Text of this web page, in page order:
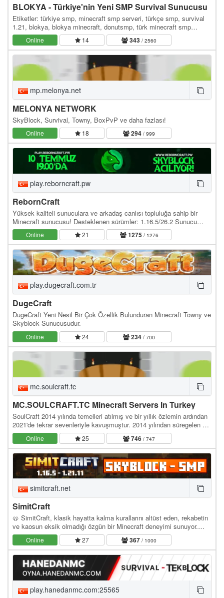
BLOKYA - Türkiye'nin Yeni SMP Survival Sunucusu
Etiketler: türkiye smp, minecraft smp serveri, türkçe smp, survival
1.21, blokya, blokya minecraft, donutsmp, türk minecraft smp
serverleri, survival serverler, hayatta…
Online 14 343 / 2560
mp.melonya.net
MELONYA NETWORK
SkyBlock, Survival, Towny, BoxPvP ve daha fazlası!
Online 18 294 / 999
play.reborncraft.pw
RebornCraft
Yüksek kaliteli sunuculara ve arkadaş canlısı topluluğa sahip bir
Minecraft sunucusu! Desteklenen sürümler: 1.16.5/26.2 Sunucu
adresi: play.reborncraft.pw Web site:…
Online 21 1275/ 1276
play.dugecraft.com.tr
DugeCraft
DugeCraft Yeni Nesil Bir Çok Özellik Bulunduran Minecraft Towny ve
Skyblock Sunucusudur.
Online 24 234 / 700
mc.soulcraft.tc
MC.SOULCRAFT.TC Minecraft Servers In Turkey
SoulCraft 2014 yılında temelleri atılmış ve bir yıllık özlemin ardından
2021'de tekrar sevenleriyle kavuşmuştur. 2014 yılından süregelen bir
birliktelik ve çalışma…
Online 25 746 / 747
simitcraft.net
SimitCraft
🥨 SimitCraft, klasik hayatta kalma kurallarını altüst eden, rekabetin
ve kaosun eksik olmadığı özgün bir Minecraft deneyimi sunuyor.
İster SMP dünyasında ittifaklar…
Online 27 367 / 1000
play.hanedanmc.com:25565